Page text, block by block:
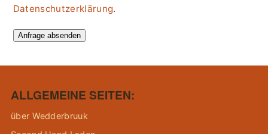
Datenschutzerklärung.
Anfrage absenden
ALLGEMEINE SEITEN:
über Wedderbruuk